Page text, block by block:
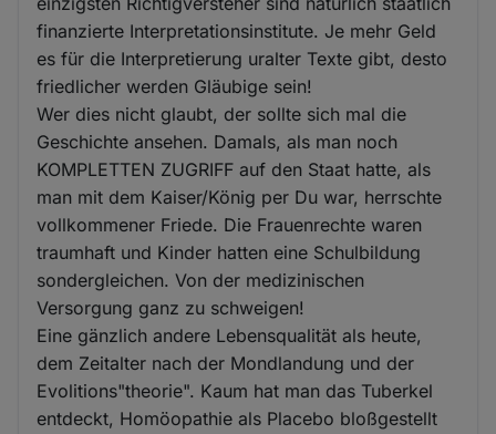
finanzierte Interpretationsinstitute. Je mehr Geld
es für die Interpretierung uralter Texte gibt, desto
friedlicher werden Gläubige sein!
Wer dies nicht glaubt, der sollte sich mal die
Geschichte ansehen. Damals, als man noch
KOMPLETTEN ZUGRIFF auf den Staat hatte, als
man mit dem Kaiser/König per Du war, herrschte
vollkommener Friede. Die Frauenrechte waren
traumhaft und Kinder hatten eine Schulbildung
sondergleichen. Von der medizinischen
Versorgung ganz zu schweigen!
Eine gänzlich andere Lebensqualität als heute,
dem Zeitalter nach der Mondlandung und der
Evolitions"theorie". Kaum hat man das Tuberkel
entdeckt, Homöopathie als Placebo bloßgestellt